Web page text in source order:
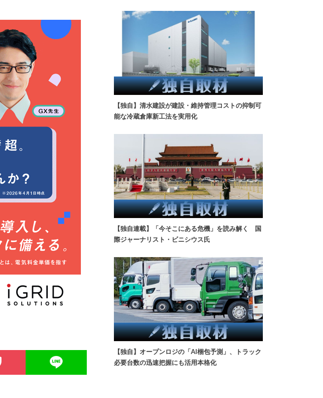
【独自】清水建設が建設・維持管理コストの抑制可
能な冷蔵倉庫新工法を実用化
【独自連載】「今そこにある危機」を読み解く 国
際ジャーナリスト・ビニシウス氏
【独自】オープンロジの「AI梱包予測」、トラック
必要台数の迅速把握にも活用本格化